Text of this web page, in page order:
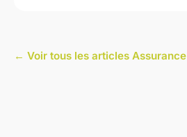
← Voir tous les articles Assurance